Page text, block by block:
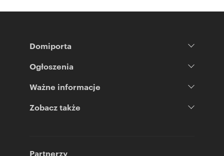
Domiporta
Ogłoszenia
Ważne informacje
Zobacz także
Partnerzy